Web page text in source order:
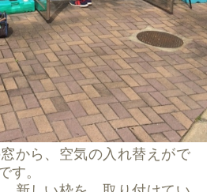
から、空気の入れ替えがで
す。